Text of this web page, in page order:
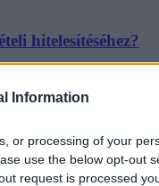
Information
or processing of your
use the below opt-out
request is processed
hitelesítéséhez?